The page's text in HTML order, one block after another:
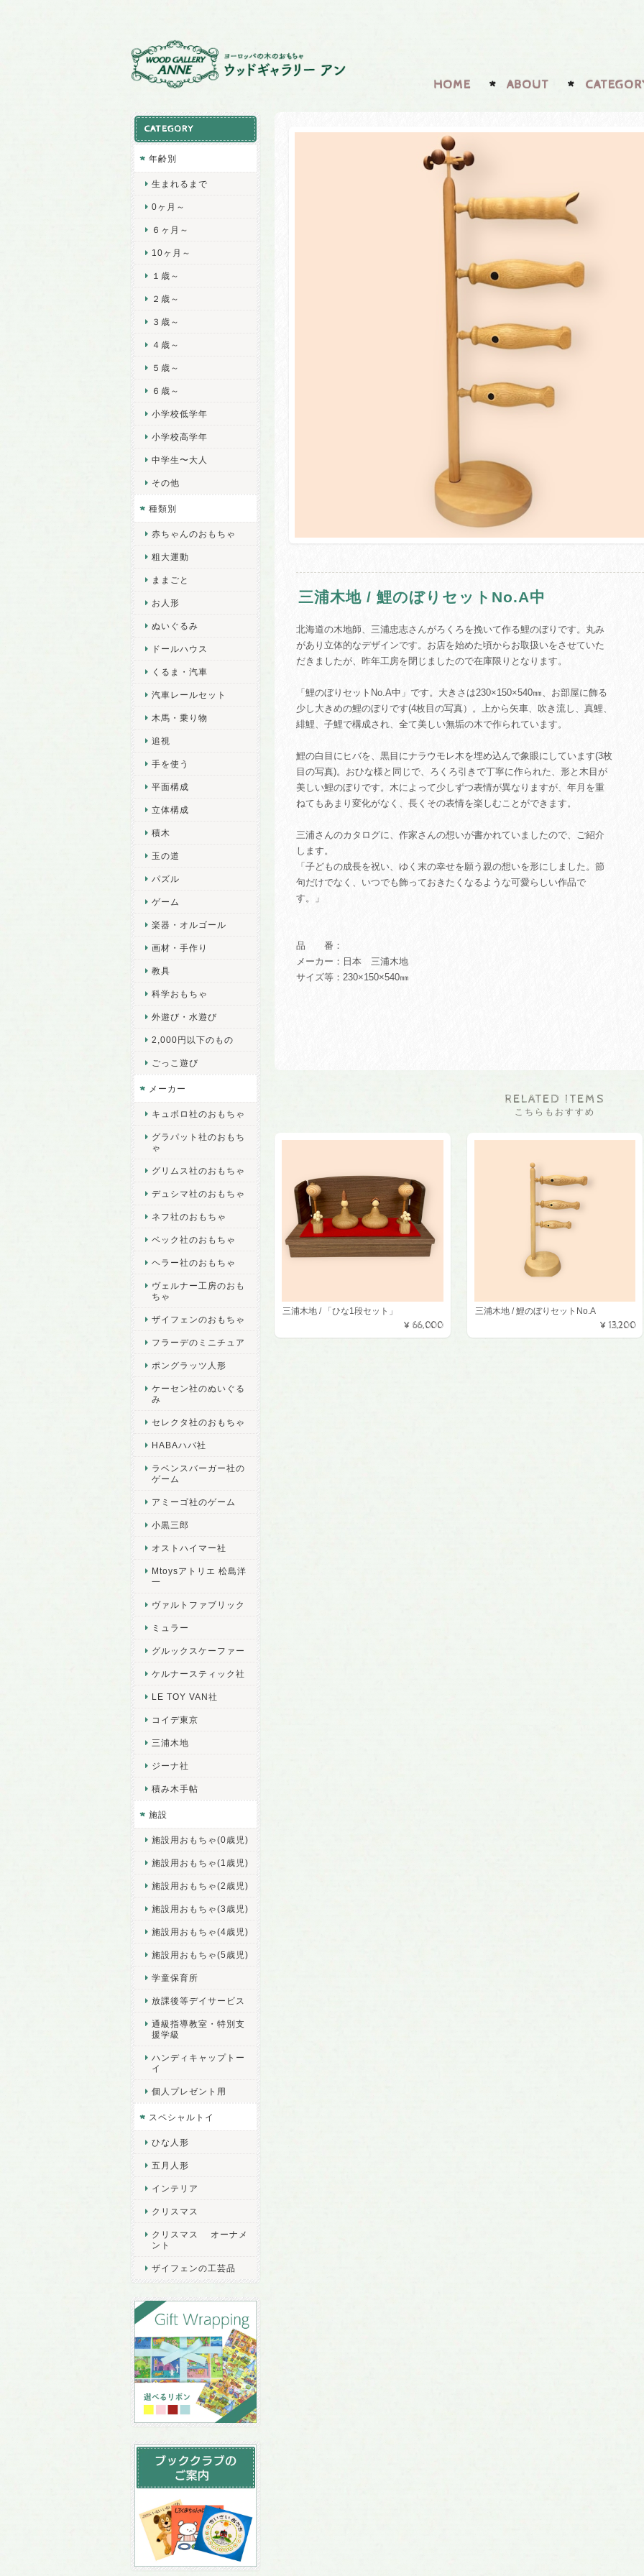
HOME ABOUT
三浦木地 / 鯉のぼりセットNo.A中
北海道の木地師、三浦忠志さんがろくろを挽いて作る鯉のぼりです。丸み
があり立体的なデザインです。お店を始めた頃からお取扱いをさせていた
だきましたが、昨年工房を閉じましたので在庫限りとなります。
「鯉のぼりセットNo.A中」です。大きさは230×150×540㎜、お部屋に飾る
少し大きめの鯉のぼりです(4枚目の写真）。上から矢車、吹き流し、真鯉、
緋鯉、子鯉で構成され、全て美しい無垢の木で作られています。
鯉の白目にヒバを、黒目にナラウモレ木を埋め込んで象眼にしています(3枚
目の写真)。おひな様と同じで、ろくろ引きで丁寧に作られた、形と木目が
美しい鯉のぼりです。木によって少しずつ表情が異なりますが、年月を重
ねてもあまり変化がなく、長くその表情を楽しむことができます。
三浦さんのカタログに、作家さんの想いが書かれていましたので、ご紹介
します。
「子どもの成長を祝い、ゆく末の幸せを願う親の想いを形にしました。節
句だけでなく、いつでも飾っておきたくなるような可愛らしい作品で
す。」
品 番：
メーカー：日本 三浦木地
サイズ等：230×150×540㎜
RELATED ITEMS
こちらもおすすめ
三浦木地 / 「ひな1段セット」
¥66,000
三浦木地 / 鯉のぼりセットNo.A
¥13,200
CATEGORY
年齢別
生まれるまで
0ヶ月～
６ヶ月～
10ヶ月～
１歳～
２歳～
３歳～
４歳～
５歳～
６歳～
小学校低学年
小学校高学年
中学生〜大人
その他
種類別
赤ちゃんのおもちゃ
粗大運動
ままごと
お人形
ぬいぐるみ
ドールハウス
くるま・汽車
汽車レールセット
木馬・乗り物
追視
手を使う
平面構成
立体構成
積木
玉の道
パズル
ゲーム
楽器・オルゴール
画材・手作り
教具
科学おもちゃ
外遊び・水遊び
2,000円以下のもの
ごっこ遊び
メーカー
キュボロ社のおもちゃ
グラパット社のおもち
ゃ
グリムス社のおもちゃ
デュシマ社のおもちゃ
ネフ社のおもちゃ
ベック社のおもちゃ
ヘラー社のおもちゃ
ヴェルナー工房のおも
ちゃ
ザイフェンのおもちゃ
フラーデのミニチュア
ポングラッツ人形
ケーセン社のぬいぐる
み
セレクタ社のおもちゃ
HABAハバ社
ラベンスバーガー社の
ゲーム
アミーゴ社のゲーム
小黒三郎
オストハイマー社
Mtoysアトリエ 松島洋
一
ヴァルトファブリック
ミュラー
グルックスケーファー
ケルナースティック社
LE TOY VAN社
コイデ東京
三浦木地
ジーナ社
積み木手帖
施設
施設用おもちゃ(0歳児)
施設用おもちゃ(1歳児)
施設用おもちゃ(2歳児)
施設用おもちゃ(3歳児)
施設用おもちゃ(4歳児)
施設用おもちゃ(5歳児)
学童保育所
放課後等デイサービス
通級指導教室・特別支
援学級
ハンディキャップトー
イ
個人プレゼント用
スペシャルトイ
ひな人形
五月人形
インテリア
クリスマス
クリスマス オーナメ
ント
ザイフェンの工芸品